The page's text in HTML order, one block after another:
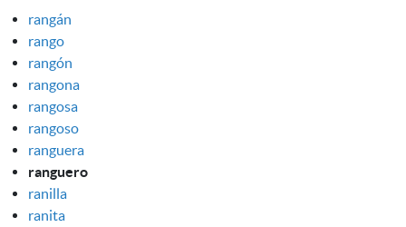
rangán
rango
rangón
rangona
rangosa
rangoso
ranguera
ranguero
ranilla
ranita